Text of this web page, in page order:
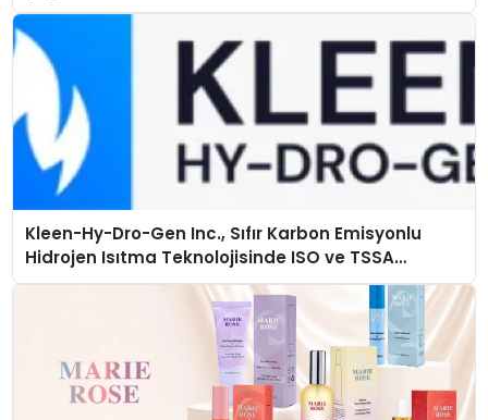
Kleen-Hy-Dro-Gen Inc., Sıfır Karbon Emisyonlu
Hidrojen Isıtma Teknolojisinde ISO ve TSSA
Düzenleyici Onaylarını Aldı